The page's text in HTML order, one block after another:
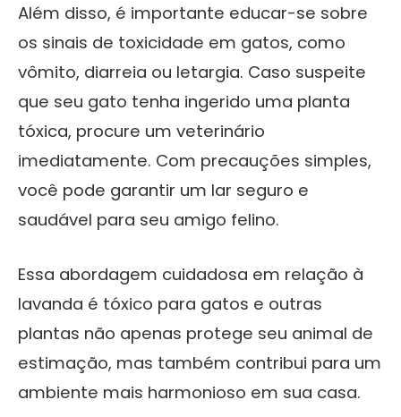
Além disso, é importante educar-se sobre
os sinais de toxicidade em gatos, como
vômito, diarreia ou letargia. Caso suspeite
que seu gato tenha ingerido uma planta
tóxica, procure um veterinário
imediatamente. Com precauções simples,
você pode garantir um lar seguro e
saudável para seu amigo felino.
Essa abordagem cuidadosa em relação à
lavanda é tóxico para gatos e outras
plantas não apenas protege seu animal de
estimação, mas também contribui para um
ambiente mais harmonioso em sua casa.